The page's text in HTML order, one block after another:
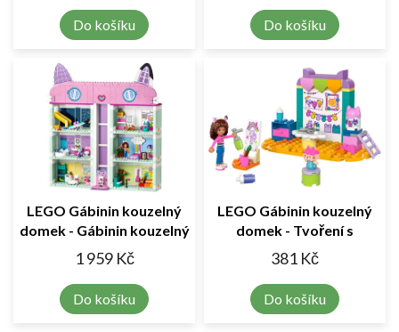
Do košíku Do košíku
LEGO Gábinin kouzelný
domek - Gábinin kouzelný
domek
1 959 Kč
Do košíku
LEGO Gábinin kouzelný
domek - Tvoření s
Krabičkou
381 Kč
Do košíku